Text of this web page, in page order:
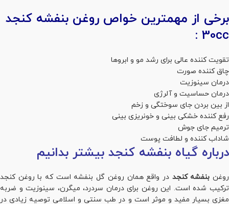
برخی از مهمترین خواص روغن بنفشه کنجد
30cc :
تقویت کننده عالی برای رشد مو و ابروها
چاق کننده صورت
درمان سینوزیت
درمان حساسیت و آلرژی
از بین بردن جای سوختگی و زخم
رفع کننده خشکی بینی و خونریزی بینی
ترمیم جای جوش
شاداب کننده و لطافت پوست
درباره گیاه بنفشه کنجد بیشتر بدانیم
روغن بنفشه کنجد در واقع همان روغن گل بنفشه است که با روغن کنجد
ترکیب شده است. این روغن برای درمان سردرد، میگرن، سینوزیت و ضربه
مغزی بسیار مفید و موثر است و در طب سنتی و اسلامی توصیه زیادی در